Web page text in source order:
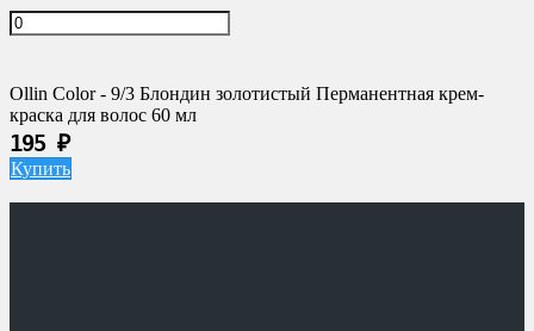
Ollin Color - 9/3 Блондин золотистый Перманентная крем-
краска для волос 60 мл
195 ₽
Купить